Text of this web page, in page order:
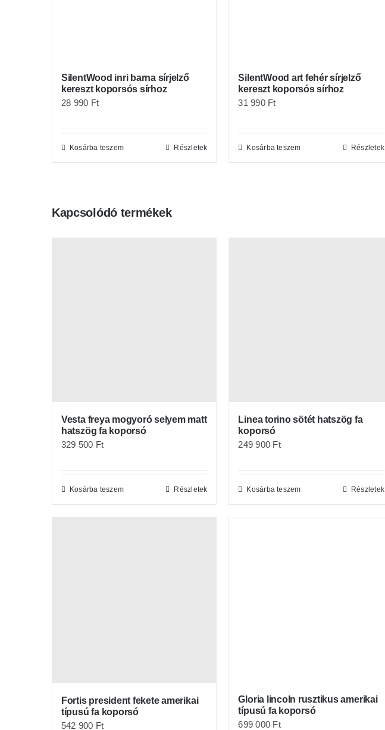
SilentWood inri barna sírjelző
kereszt koporsós sírhoz
28 990 Ft
Kosárba teszem Részletek
SilentWood art fehér sírjelző
kereszt koporsós sírhoz
31 990 Ft
Kosárba teszem Részletek
Kapcsolódó termékek
Vesta freya mogyoró selyem matt
hatszög fa koporsó
329 500 Ft
Kosárba teszem Részletek
Linea torino sötét hatszög fa
koporsó
249 900 Ft
Kosárba teszem Részletek
Fortis president fekete amerikai
típusú fa koporsó
542 900 Ft
Gloria lincoln rusztikus amerikai
típusú fa koporsó
699 000 Ft